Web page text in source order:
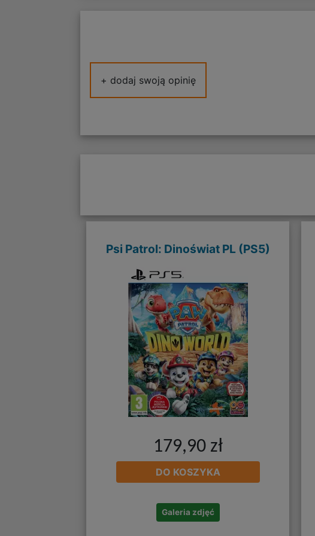
+ dodaj swoją opinię
Psi Patrol: Dinoświat PL (PS5)
179,90 zł
DO KOSZYKA
Galeria zdjęć